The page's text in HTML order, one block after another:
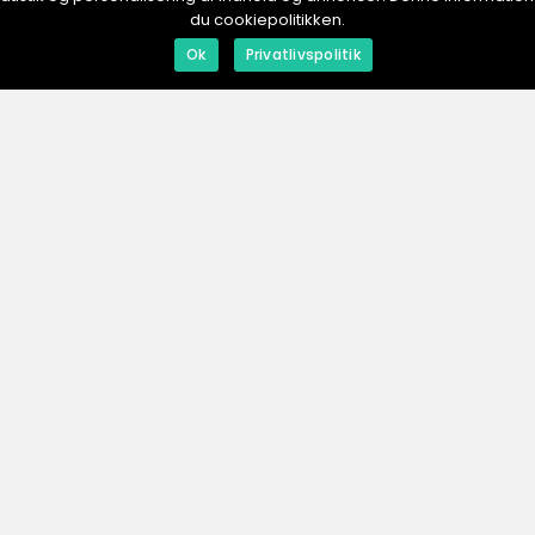
Rökpipor: En blick på traditionella Lyx och
du cookiepolitikken.
Ok Privatlivspolitik